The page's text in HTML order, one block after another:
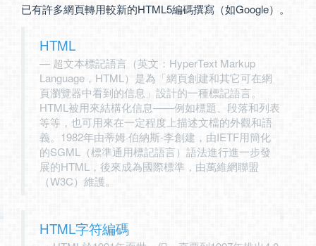
已有許多網頁轉用較新的HTML5編碼撰寫（如Google）。
HTML
超文本標記語言（英文：HyperText Markup
Language，HTML）是為「網頁創建和其它可在網
頁瀏覽器中看到的信息」設計的一種標記語言。
HTML被用來結構化信息——例如標題、段落和列表
等等，也可用來在一定程度上描述文檔的外觀和語
義。1982年由蒂姆·伯納斯-李創建，由IETF用簡化
的SGML（標準通用標記語言）語法進行進一步發
展的HTML，後來成為國際標準，由萬維網聯盟
（W3C）維護。
HTML字符編碼